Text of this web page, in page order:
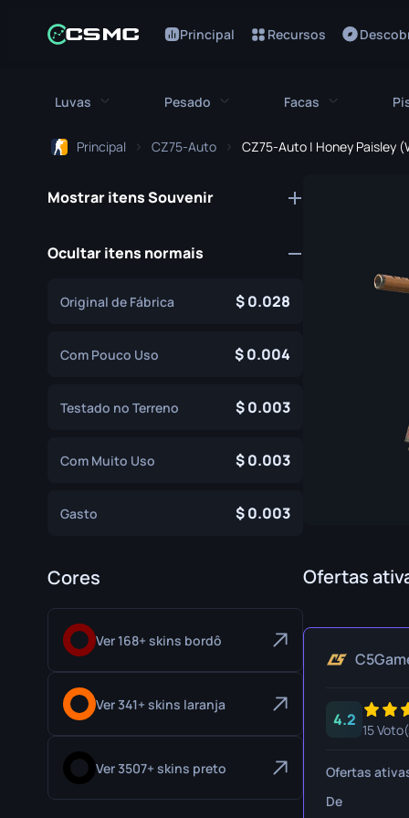
Principal Recursos
Luvas
Luvas Bloodhound
Luvas Broken Fang
Luvas Hydra
Luvas Esportivas
Pesado
M249
Serrada
Facas
Faca Borboleta
Baioneta M9
Adagas
Principal CZ75-Auto CZ75-Auto | Honey Paisley
Mostrar itens Souvenir
Ocultar itens normais
Original de Fábrica 0.028
Com Pouco Uso 0.004
Testado no Terreno 0.003
Com Muito Uso 0.003
Gasto 0.003
Cores
Ver 168+ skins bordô
Ver 341+ skins laranja
Ver 3507+ skins preto
Ofertas
4.2
15
Ofertas
De